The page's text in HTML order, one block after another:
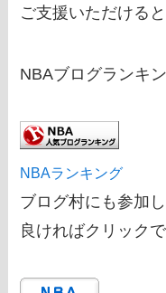
ご支援いただける
NBAブログランキ
NBAランキング
ブログ村にも参加
良ければクリック